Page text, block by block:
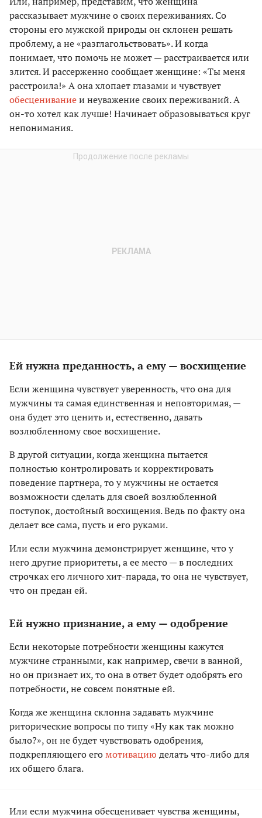
рассказывает мужчине о своих переживаниях. Со
стороны его мужской природы он склонен решать
проблему, а не «разглагольствовать». И когда
понимает, что помочь не может — расстраивается или
злится. И рассерженно сообщает женщине: «Ты меня
расстроила!» А она хлопает глазами и чувствует
обесцениваниеи неуважение своих переживаний. А
он-то хотел как лучше! Начинает образовываться круг
непонимания.
Ей нужна преданность, а ему — восхищение
Если женщина чувствует уверенность, что она для
мужчины та самая единственная и неповторимая, —
она будет это ценить и, естественно, давать
возлюбленному свое восхищение.
В другой ситуации, когда женщина пытается
полностью контролировать и корректировать
поведение партнера, то у мужчины не остается
возможности сделать для своей возлюбленной
поступок, достойный восхищения. Ведь по факту она
делает все сама, пусть и его руками.
Или если мужчина демонстрирует женщине, что у
него другие приоритеты, а ее место — в последних
строчках его личного хит-парада, то она не чувствует,
что он предан ей.
Ей нужно признание, а ему — одобрение
Если некоторые потребности женщины кажутся
мужчине странными, как например, свечи в ванной,
но он признает их, то она в ответ будет одобрять его
потребности, не совсем понятные ей.
Когда же женщина склонна задавать мужчине
риторические вопросы по типу «Ну как так можно
было?», он не будет чувствовать одобрения,
подкрепляющего егомотивацию делать что-либо для
их общего блага.
Или если мужчина обесценивает чувства женщины,